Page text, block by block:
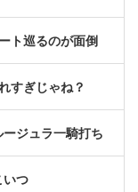
ト巡るのが面倒
すぎじゃね？
ジュラ一騎打ち
つ